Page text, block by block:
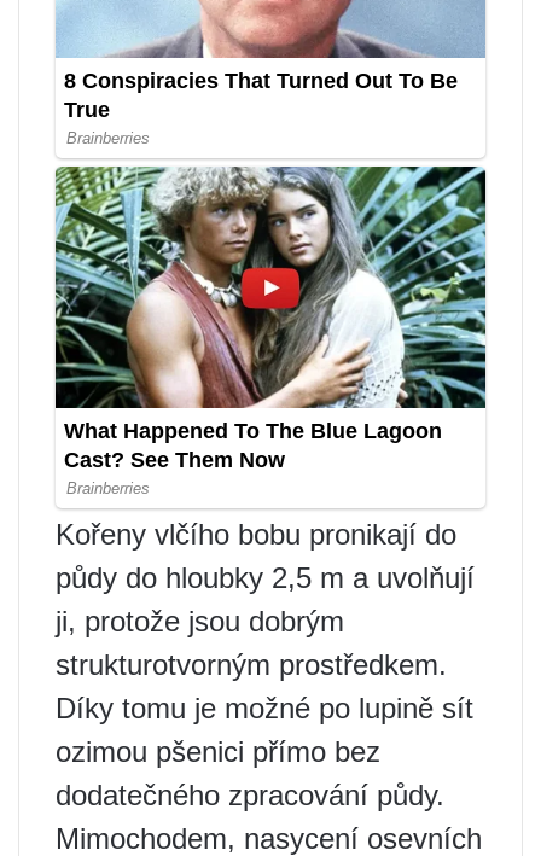
Kořeny vlčího bobu pronikají do
půdy do hloubky 2,5 m a uvolňují
ji, protože jsou dobrým
strukturotvorným prostředkem.
Díky tomu je možné po lupině sít
ozimou pšenici přímo bez
dodatečného zpracování půdy.
Mimochodem, nasycení osevních